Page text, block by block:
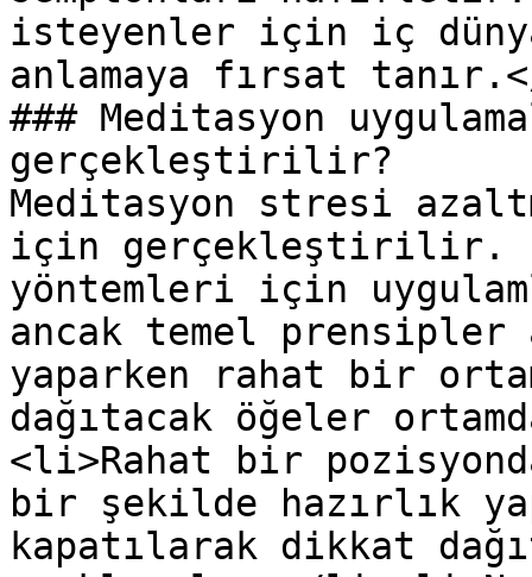
isteyenler için iç
anlamaya fırsat
### Meditasyon
gerçekleştirilir?
Meditasyon stresi
için gerçekleştirilir.
yöntemleri için
ancak temel prensipler
yaparken rahat bir
dağıtacak öğeler
<li>Rahat bir
bir şekilde hazırlık
kapatılarak dikkat